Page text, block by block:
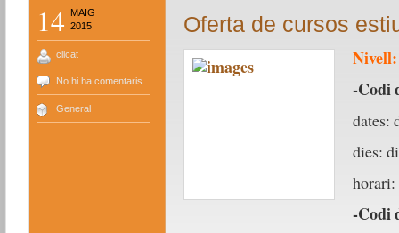
14
MAIG
2015
clicat
No hi ha comentaris
General
Oferta de cursos
Nivell:
-Codi
dates:
dies:
horari:
-Codi